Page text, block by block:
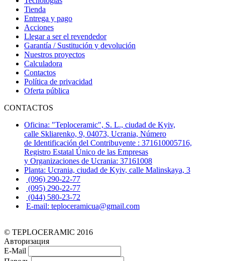
Tienda
Entrega y pago
Acciones
Llegar a ser el revendedor
Garantía / Sustitución y devolución
Nuestros proyectos
Calculadora
Contactos
Política de privacidad
Oferta pública
CONTACTOS
Oficina: "Teploceramic", S. L., ciudad de Kyiv,
calle Skliarenko, 9, 04073, Ucrania, Número
de Identificación del Contribuyente : 371610005716,
Registro Estatal Único de las Empresas
y Organizaciones de Ucrania: 37161008
Planta: Ucrania, ciudad de Kyiv, calle Malinskaya, 3
(096) 290-22-77
(095) 290-22-77
(044) 580-23-72
E-mail: teploceramicua@gmail.com
© TEPLOCERAMIC 2016
Авторизация
E-Mail